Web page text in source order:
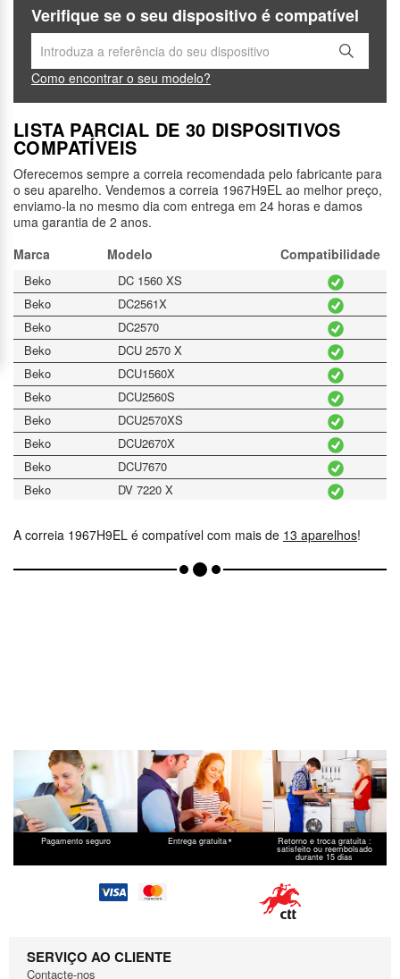
Verifique se o seu dispositivo é compatível
Como encontrar o seu modelo?
LISTA PARCIAL DE 30 DISPOSITIVOS
COMPATÍVEIS
Oferecemos sempre a correia recomendada pelo fabricante para
o seu aparelho. Vendemos a correia 1967H9EL ao melhor preço,
enviamo-la no mesmo dia com entrega em 24 horas e damos
uma garantia de 2 anos.
Marca
Modelo Compatibilidade
Beko
DC 1560 XS
Beko
DC2561X
Beko
DC2570
Beko
DCU 2570 X
Beko
DCU1560X
Beko
DCU2560S
Beko
DCU2570XS
Beko
DCU2670X
Beko
DCU7670
Beko
DV 7220 X
Beko
DV1560X
A correia 1967H9EL é compatível com mais de 13 aparelhos!
Pagamento seguro Entrega gratuita* Retorno e troca gratuita :
satisfeito ou reembolsado
durante 15 dias
SERVIÇO AO CLIENTE
Contacte-nos